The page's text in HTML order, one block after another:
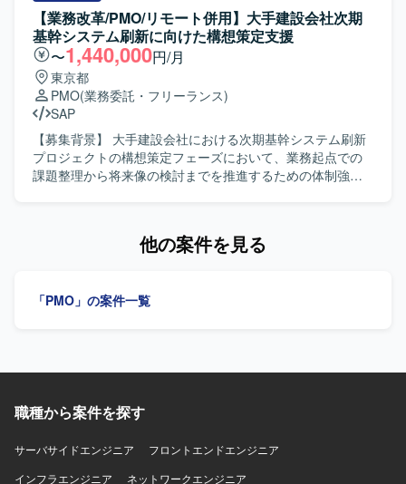
客業務や環境への理解を深めながらスキルの幅を広げてい
くことが可能です。 【開発環境】 クライアントPCおよび
周辺機器、業務アプリケーション、プリンター等を対象と
したエンドユーザーコンピューティング環境となります。
推進をご担当いただきます。 複数国で並行して進行するプ
ロジェクトにおいて、実行ベンダーの管理や各国事業部門
との連携調整を行い、発生する課題の解決を主導していた
だきます。 クライアントIT部門の一員としてプロジェクト
全体の統括と推進を担い、課題管理チケットの処理や進捗
管理を通じてプロジェクトを円滑に進行させるための支援
を行っていただきます。 【求める人物像】 関係者を巻き込
みながら主体的にプロジェクトを推進できる方を求めてお
ります。 【ポジションの魅力】 グローバルに展開する小売
企業の大規模ERPバージョンアッププロジェクトに参画
したERP環境でのプロジェクトとなります。
【業務改革/PMO/リモート併用】大手建設会社次期
基幹システム刷新に向けた構想策定支援
〜1,440,000円/月
東京都
PMO(業務委託・フリーランス)
SAP
【募集背景】 大手建設会社における次期基幹システム刷新
プロジェクトの構想策定フェーズにおいて、業務起点での
課題整理から将来像の検討までを推進するための体制強化
実態を可視化しながら将来像を描いていきます。具体的に
Be)の検討・改善提案を行っていただきます。また、業務整
を担っていただきます。期間としては、計画策定フェーズ
進行する想定です。 【求める人物像】 建設業界の業務を理
業務知見をお持ちの方を求めています。業務改革コンサル
他の案件を見る
「PMO」の案件一覧
職種から案件を探す
サーバサイドエンジニア
フロントエンドエンジニア
インフラエンジニア
ネットワークエンジニア